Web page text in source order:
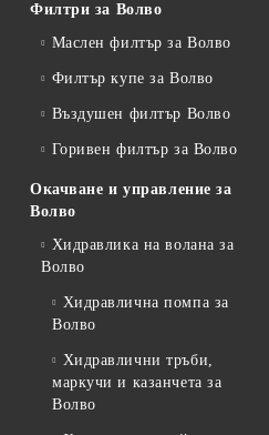
Филтри за Волво
Маслен филтър за Волво
Филтър купе за Волво
Въздушен филтър Волво
Горивен филтър за Волво
Окачване и управление за
Волво
Хидравлика на волана за
Волво
Хидравлична помпа за
Волво
Хидравлични тръби,
маркучи и казанчета за
Волво